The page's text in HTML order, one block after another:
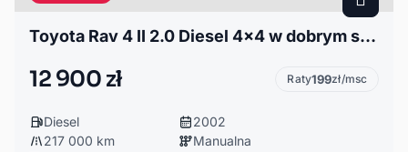
Toyota Rav 4 II 2.0 Diesel 4×4 w dobrym stanie
12 900 zł Raty199zł/msc
Diesel
2002
217 000 km
Manualna